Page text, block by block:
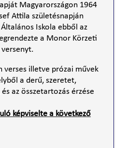
Magyarországon 1964
Attila születésnapján
Iskola ebből az
a Monor Körzeti
verses illetve prózai művek
a derű, szeretet,
az összetartozás érzése
képviselte a következő